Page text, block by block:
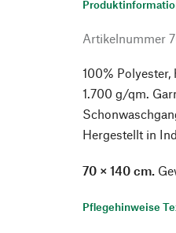
Artikelnummer
100%
1.700 g/qm.
Hergestellt in
70 × 140 cm.
Pflegehinweise